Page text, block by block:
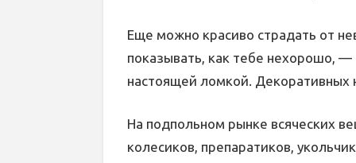
Еще можно красиво страдать от
показывать, как тебе нехорошо, —
настоящей ломкой. Декоративных
На подпольном рынке всяческих
колесиков, препаратиков,